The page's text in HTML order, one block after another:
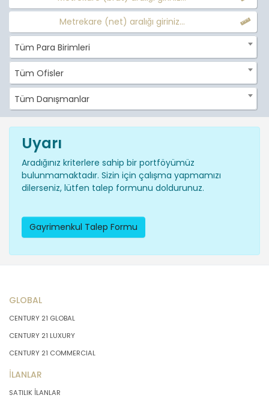
Metrekare (net) aralığı giriniz...
Tüm Para Birimleri
Tüm Ofisler
Tüm Danışmanlar
Uyarı
Aradığınız kriterlere sahip bir portföyümüz
bulunmamaktadır. Sizin için çalışma yapmamızı
dilerseniz, lütfen talep formunu doldurunuz.
Gayrimenkul Talep Formu
GLOBAL
CENTURY 21 GLOBAL
CENTURY 21 LUXURY
CENTURY 21 COMMERCIAL
İLANLAR
SATILIK İLANLAR